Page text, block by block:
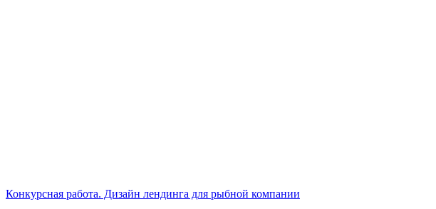
Конкурсная работа. Дизайн лендинга для рыбной компании